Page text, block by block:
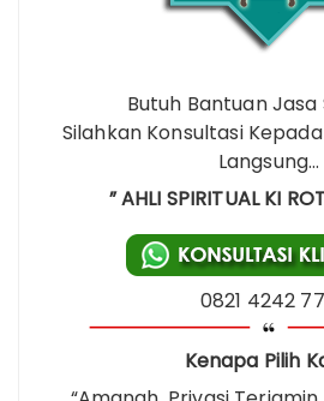
Butuh Bantuan Jasa
Silahkan Konsultasi
Langsung…
” AHLI SPIRITUAL KI
0821 4242
Kenapa Pilih